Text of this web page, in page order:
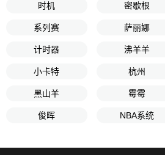
时机 密歇根
系列赛 萨丽娜
计时器 沸羊羊
小卡特 杭州
黑山羊 霉霉
俊晖 NBA系统